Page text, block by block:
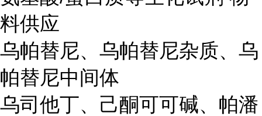
料供应
乌帕替尼、乌帕替尼杂质、乌
帕替尼中间体
乌司他丁、己酮可可碱、帕潘